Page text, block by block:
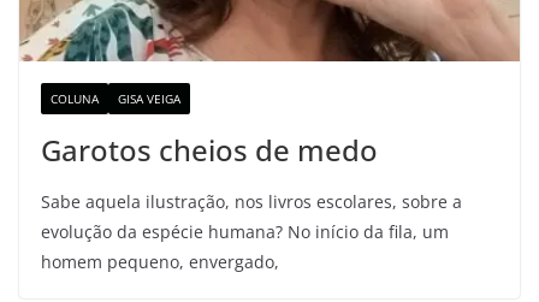
COLUNA GISA VEIGA
Garotos cheios de medo
Sabe aquela ilustração, nos livros escolares, sobre a
evolução da espécie humana? No início da fila, um
homem pequeno, envergado,